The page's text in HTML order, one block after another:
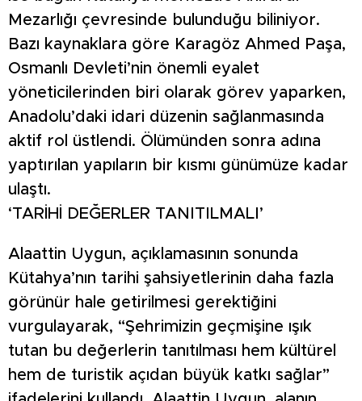
Mezarlığı çevresinde bulunduğu biliniyor.
Bazı kaynaklara göre Karagöz Ahmed Paşa,
Osmanlı Devleti’nin önemli eyalet
yöneticilerinden biri olarak görev yaparken,
Anadolu’daki idari düzenin sağlanmasında
aktif rol üstlendi. Ölümünden sonra adına
yaptırılan yapıların bir kısmı günümüze kadar
ulaştı.
‘TARİHİ DEĞERLER TANITILMALI’
Alaattin Uygun, açıklamasının sonunda
Kütahya’nın tarihi şahsiyetlerinin daha fazla
görünür hale getirilmesi gerektiğini
vurgulayarak, “Şehrimizin geçmişine ışık
tutan bu değerlerin tanıtılması hem kültürel
hem de turistik açıdan büyük katkı sağlar”